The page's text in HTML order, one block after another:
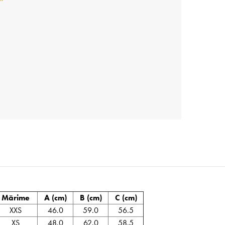
Mărime A (cm) B (cm)
C (cm)
XXS
46.0 59.0
56.5
XS
48.0 62.0 58.5